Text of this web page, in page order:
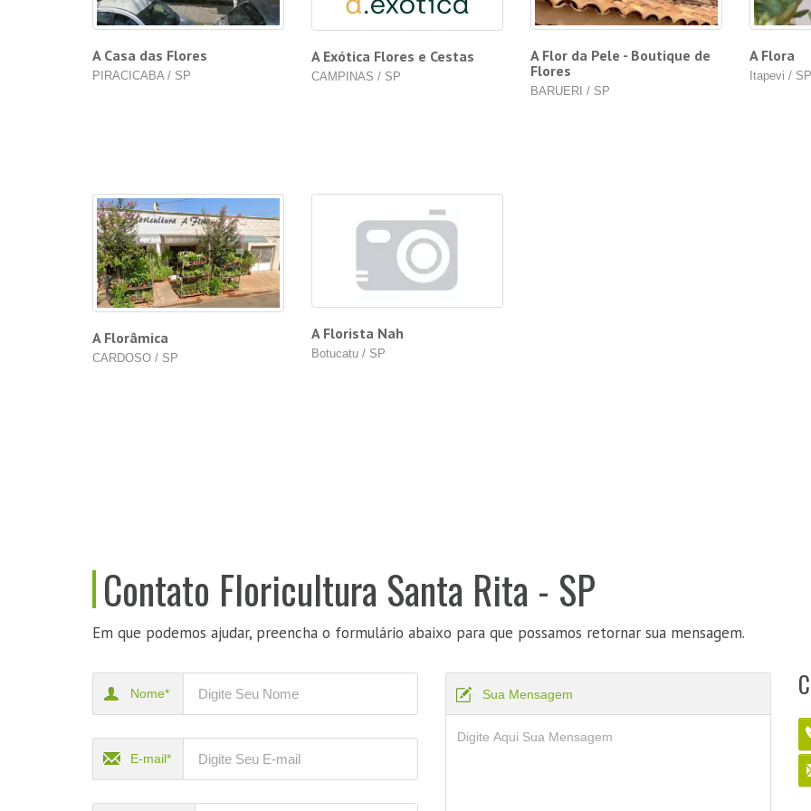
A Casa das Flores
PIRACICABA / SP
A Exótica Flores e Cestas
CAMPINAS / SP
A Flor da Pele - Boutique de
Flores
BARUERI / SP
A Flora
Itapevi / SP
A Florâmica
CARDOSO / SP
A Florista Nah
Botucatu / SP
Contato Floricultura Santa Rita - SP
Em que podemos ajudar, preencha o formulário abaixo para que possamos retornar sua mensagem.
Nome*
E-mail*
Sua Mensagem